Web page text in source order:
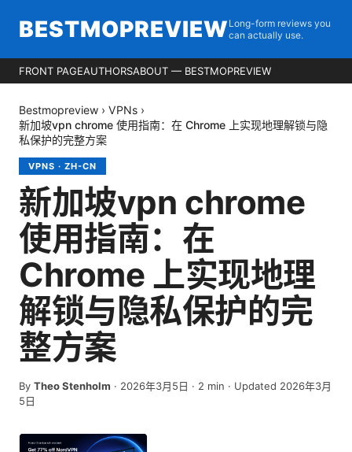
BESTMOPREVIEW Long-form reviews you
can actually use.
FRONT PAGEAUTHORSABOUT — BESTMOPREVIEW
Bestmopreview › VPNs ›
新加坡vpn chrome 使用指南：在 Chrome 上实现地理解锁与隐
私保护的完整方案
VPNS · ZH-CN
新加坡vpn chrome
使用指南：在
Chrome 上实现地理
解锁与隐私保护的完
整方案
By Theo Stenholm · 2026年3月5日 · 2 min · Updated 2026年3月
5日